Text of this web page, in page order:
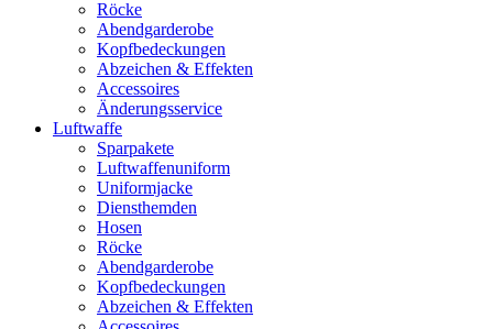
Röcke
Abendgarderobe
Kopfbedeckungen
Abzeichen & Effekten
Accessoires
Änderungsservice
Luftwaffe
Sparpakete
Luftwaffenuniform
Uniformjacke
Diensthemden
Hosen
Röcke
Abendgarderobe
Kopfbedeckungen
Abzeichen & Effekten